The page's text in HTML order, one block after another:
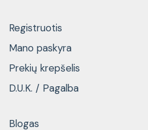
Registruotis
Mano paskyra
Prekių krepšelis
D.U.K. / Pagalba
Blogas